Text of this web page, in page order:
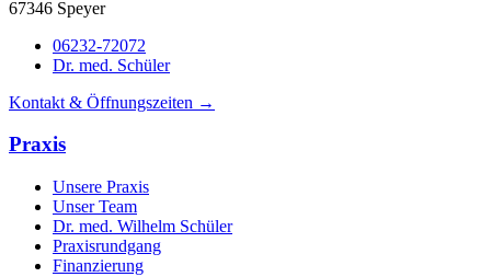
67346 Speyer
06232-72072
Dr. med. Schüler
Kontakt & Öffnungszeiten →
Praxis
Unsere Praxis
Unser Team
Dr. med. Wilhelm Schüler
Praxisrundgang
Finanzierung